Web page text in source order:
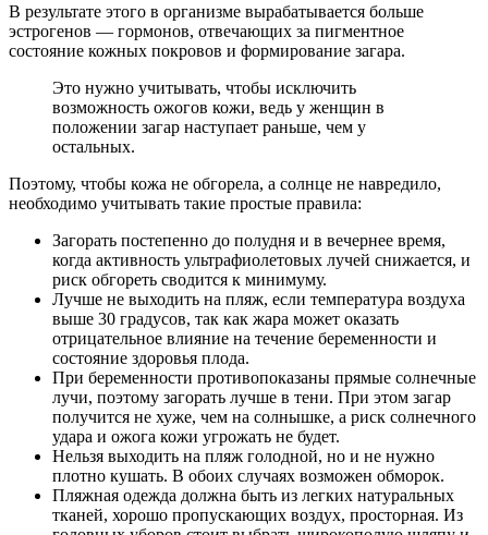
В результате этого в организме вырабатывается больше
эстрогенов — гормонов, отвечающих за пигментное
состояние кожных покровов и формирование загара.
Это нужно учитывать, чтобы исключить
возможность ожогов кожи, ведь у женщин в
положении загар наступает раньше, чем у
остальных.
Поэтому, чтобы кожа не обгорела, а солнце не навредило,
необходимо учитывать такие простые правила:
Загорать постепенно до полудня и в вечернее время,
когда активность ультрафиолетовых лучей снижается, и
риск обгореть сводится к минимуму.
Лучше не выходить на пляж, если температура воздуха
выше 30 градусов, так как жара может оказать
отрицательное влияние на течение беременности и
состояние здоровья плода.
При беременности противопоказаны прямые солнечные
лучи, поэтому загорать лучше в тени. При этом загар
получится не хуже, чем на солнышке, а риск солнечного
удара и ожога кожи угрожать не будет.
Нельзя выходить на пляж голодной, но и не нужно
плотно кушать. В обоих случаях возможен обморок.
Пляжная одежда должна быть из легких натуральных
тканей, хорошо пропускающих воздух, просторная. Из